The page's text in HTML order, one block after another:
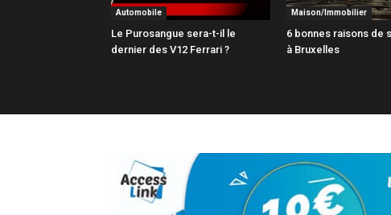
Automobile
Le Purosangue sera-t-il le
dernier des V12 Ferrari ?
Maison/Immobilier
6 bonnes raisons de
à Bruxelles